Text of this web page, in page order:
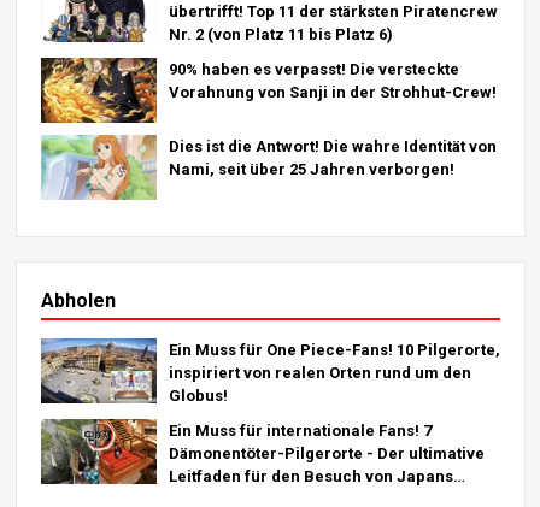
übertrifft! Top 11 der stärksten Piratencrew
Nr. 2 (von Platz 11 bis Platz 6)
90% haben es verpasst! Die versteckte
Vorahnung von Sanji in der Strohhut-Crew!
Dies ist die Antwort! Die wahre Identität von
Nami, seit über 25 Jahren verborgen!
Abholen
Ein Muss für One Piece-Fans! 10 Pilgerorte,
inspiriert von realen Orten rund um den
Globus!
Ein Muss für internationale Fans! 7
Dämonentöter-Pilgerorte - Der ultimative
Leitfaden für den Besuch von Japans